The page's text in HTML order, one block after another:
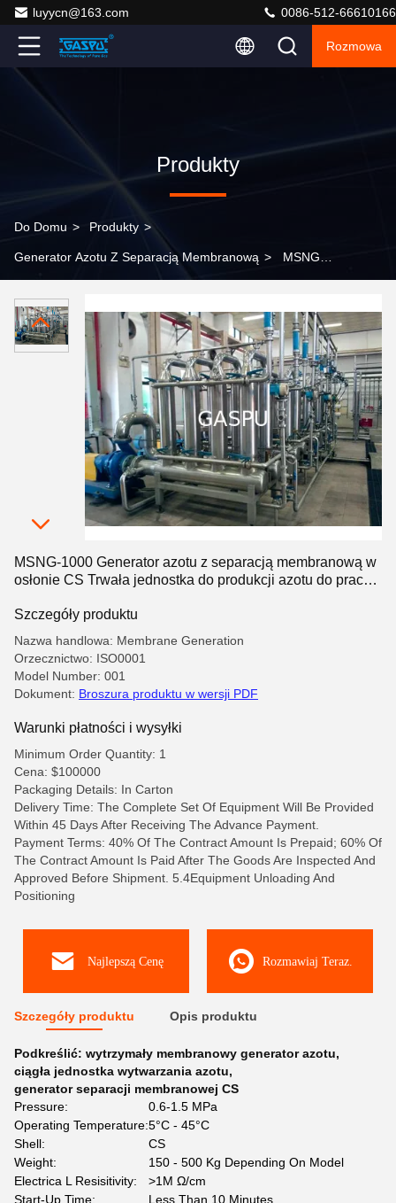
luyycn@163.com 0086-512-66610166
Rozmowa
Produkty
Do Domu > Produkty >
Generator Azotu Z Separacją Membranową > MSNG-
osłonie CS Trwała jednostka do produkcji azotu do pracy
ciągłej
MSNG-1000 Generator azotu z separacją membranową w
osłonie CS Trwała jednostka do produkcji azotu do pracy
Szczegóły produktu
Nazwa handlowa: Membrane Generation
Orzecznictwo: ISO0001
Model Number: 001
Dokument: Broszura produktu w wersji PDF
Warunki płatności i wysyłki
Minimum Order Quantity: 1
Cena: $100000
Packaging Details: In Carton
Delivery Time: The Complete Set Of Equipment Will Be Provided
Within 45 Days After Receiving The Advance Payment.
Payment Terms: 40% Of The Contract Amount Is Prepaid; 60% Of
The Contract Amount Is Paid After The Goods Are Inspected And
Approved Before Shipment. 5.4Equipment Unloading And
Positioning
Najlepszą Cenę Rozmawiaj Teraz.
Szczegóły produktu Opis produktu
Podkreślić: wytrzymały membranowy generator azotu,
ciągła jednostka wytwarzania azotu,
generator separacji membranowej CS
Pressure:
0.6-1.5 MPa
Operating Temperature:5°C - 45°C
Shell:
CS
Weight:
150 - 500 Kg Depending On Model
Electrica L Resisitivity:
>1M Ω/cm
Start-Up Time:
Less Than 10 Minutes